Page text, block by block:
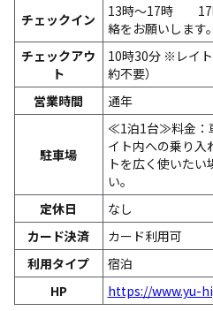
チェックイン
13時～17時 17
絡をお願いします。
チェックアウ
ト
10時30分 ※レイ
約不要）
営業時間
通年
駐車場
≪1泊1台≫料金：
イト内への乗り
トを広く使いた
い。
定休日
なし
カード決済
カード利用可
利用タイプ
宿泊
HP
https://www.yu-